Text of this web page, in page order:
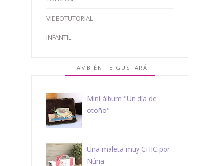
VIDEOTUTORIAL
INFANTIL
TAMBIÉN TE GUSTARÁ
Mini álbum "Un día de
otoño"
Una maleta muy CHIC por
Núria